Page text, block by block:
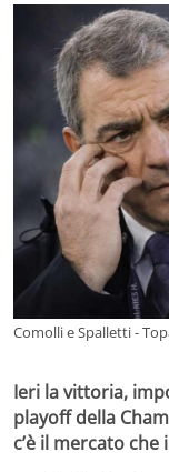
Comolli e Spalletti -
Ieri la vittoria,
playoff della
c’è il mercato che